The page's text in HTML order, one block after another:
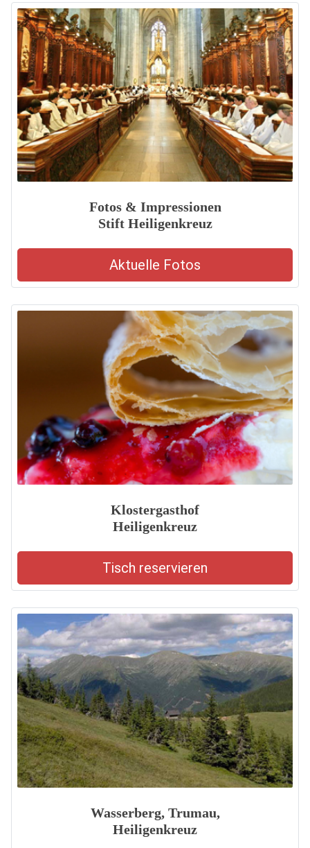
Fotos & Impressionen
Stift Heiligenkreuz
Aktuelle Fotos
Klostergasthof
Heiligenkreuz
Tisch reservieren
Wasserberg, Trumau,
Heiligenkreuz